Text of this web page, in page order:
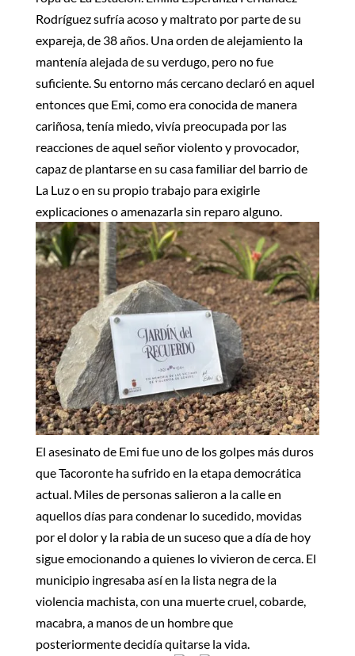
Rodríguez sufría acoso y maltrato por parte de su
expareja, de 38 años. Una orden de alejamiento la
mantenía alejada de su verdugo, pero no fue
suficiente. Su entorno más cercano declaró en aquel
entonces que Emi, como era conocida de manera
cariñosa, tenía miedo, vivía preocupada por las
reacciones de aquel señor violento y provocador,
capaz de plantarse en su casa familiar del barrio de
La Luz o en su propio trabajo para exigirle
explicaciones o amenazarla sin reparo alguno.
El asesinato de Emi fue uno de los golpes más duros
que Tacoronte ha sufrido en la etapa democrática
actual. Miles de personas salieron a la calle en
aquellos días para condenar lo sucedido, movidas
por el dolor y la rabia de un suceso que a día de hoy
sigue emocionando a quienes lo vivieron de cerca. El
municipio ingresaba así en la lista negra de la
violencia machista, con una muerte cruel, cobarde,
macabra, a manos de un hombre que
posteriormente decidía quitarse la vida.